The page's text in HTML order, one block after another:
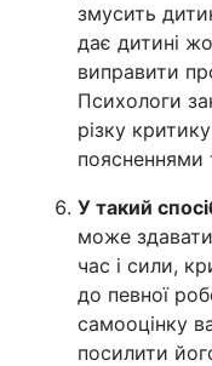
змусить
дає дитині
виправити
Психологи
різку
поясненнями
У такий
може
час і сили,
до певної
самооцінку
посилити